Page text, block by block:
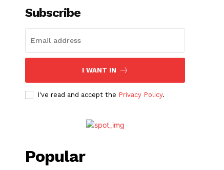
Subscribe
I WANT IN
I've read and accept the Privacy Policy.
Popular